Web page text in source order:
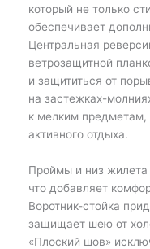
который не только
обеспечивает
Центральная
ветрозащитной
и защититься от
на застежках-
к мелким предметам,
активного отдыха.
Проймы и низ жилета
что добавляет
Воротник-стойка
защищает шею от
«Плоский шов»